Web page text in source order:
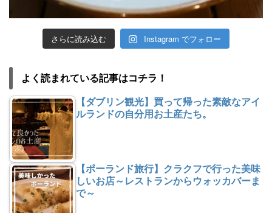
さらに読み込む Instagram でフォロー
よく読まれている記事はコチラ！
【ダブリン観光】買って帰った素敵なアイ
ルランドの自分用お土産たち。
【ポーランド旅行】クラクフで行った美味
しいお店～レストランからウォッカバーま
で～